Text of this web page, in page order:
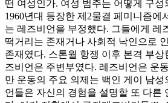
떤 여성인가. 여성 범주는 어떻게 구성
1960년대 등장한 제2물결 페미니즘에
는 레즈비언을 부정했다. 그들에게 레
떡거리는 존재거나 사회적 낙인으로
존재였다. 스톤월 항쟁 이후 본격 부상
즈비언은 주변부였다. 레즈비언은 운
만 운동의 주요 의제는 백인 게이 남성
언들은 자신의 경험을 설명할 또 다른